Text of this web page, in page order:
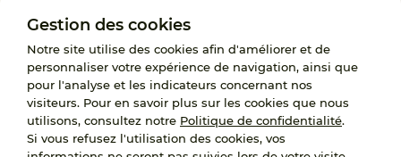
Gestion des cookies
Notre site utilise des cookies afin d'améliorer et de
personnaliser votre expérience de navigation, ainsi que
pour l'analyse et les indicateurs concernant nos
visiteurs. Pour en savoir plus sur les cookies que nous
utilisons, consultez notre Politique de confidentialité.
Si vous refusez l'utilisation des cookies, vos
Le Groupement d’Intérêt Public France Enfance Protégée, créé le 5
janvier 2023, a pour objet d’assurer les missions de service public du
119, d’accompagnement des adoptants et de traitement des
demandes d’accès aux origines personnelles. France Enfance
Protégée est également un observatoire et une ressource pour
l’ensemble des professionnels, ainsi qu’un appui à l’élaboration de la
politique publique à travers le soutien à l’activité des conseils
nationaux.